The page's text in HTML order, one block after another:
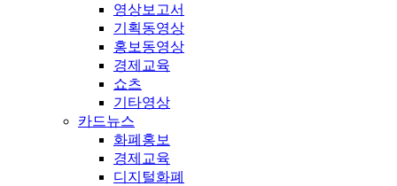
영상보고서
기획동영상
홍보동영상
경제교육
쇼츠
기타영상
카드뉴스
화폐홍보
경제교육
디지털화폐